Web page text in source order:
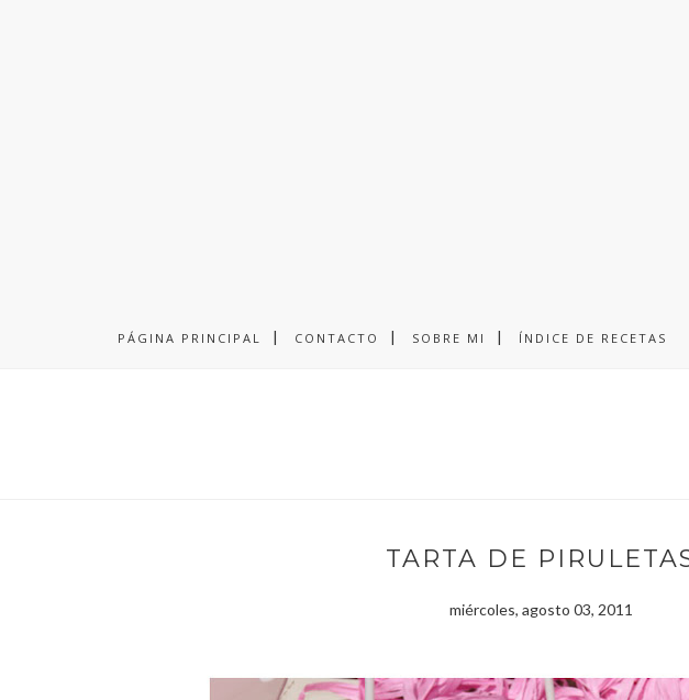
PÁGINA PRINCIPAL CONTACTO SOBRE MI ÍNDICE DE RECETAS
TARTA DE
miércoles, agosto 03, 2011